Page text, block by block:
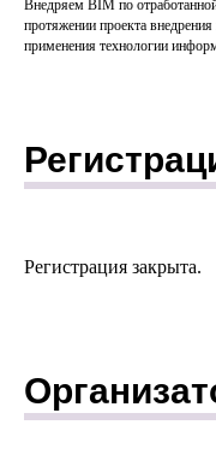
Внедряем BIM по
протяжении проекта
применения технологии
Регистрация закрыта.